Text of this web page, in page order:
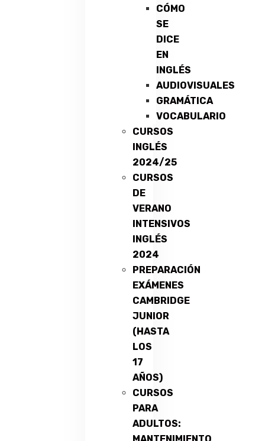
CÓMO
SE
DICE
EN
INGLÉS
AUDIOVISUALES
GRAMÁTICA
VOCABULARIO
CURSOS
INGLÉS
2024/25
CURSOS
DE
VERANO
INTENSIVOS
INGLÉS
2024
PREPARACIÓN
EXÁMENES
CAMBRIDGE
JUNIOR
(HASTA
LOS
17
AÑOS)
CURSOS
PARA
ADULTOS: